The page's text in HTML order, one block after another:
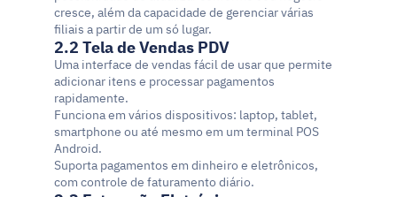
cresce, além da capacidade de gerenciar várias
filiais a partir de um só lugar.
2.2 Tela de Vendas PDV
Uma interface de vendas fácil de usar que permite
adicionar itens e processar pagamentos
rapidamente.
Funciona em vários dispositivos: laptop, tablet,
smartphone ou até mesmo em um terminal POS
Android.
Suporta pagamentos em dinheiro e eletrônicos,
com controle de faturamento diário.